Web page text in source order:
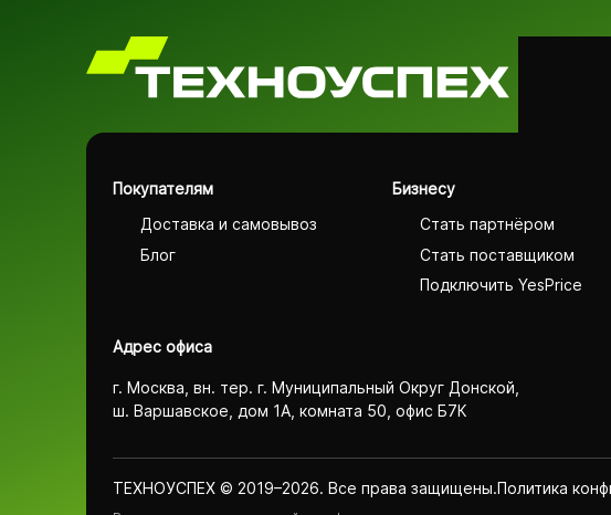
Покупателям
Доставка и самовывоз
Блог
Бизнесу
Стать партнёром
Стать поставщиком
Подключить YesPrice
Адрес офиса
г. Москва, вн. тер. г. Муниципальный Округ Донской,
ш. Варшавское, дом 1А, комната 50, офис Б7К
ТЕХНОУСПЕХ © 2019–2026. Все права защищены.Политика